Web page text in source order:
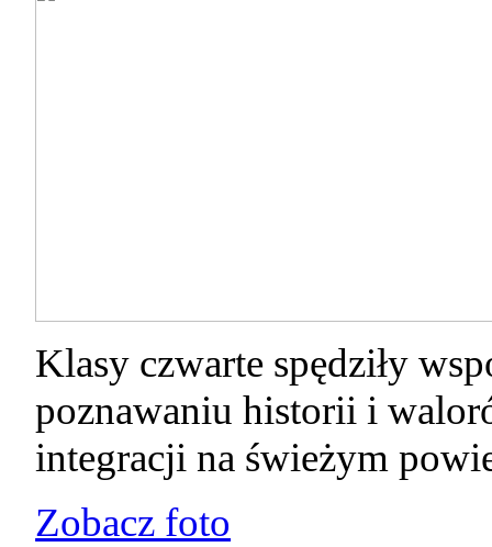
Klasy czwarte spędziły
poznawaniu historii i
integracji na świeżym
Zobacz foto